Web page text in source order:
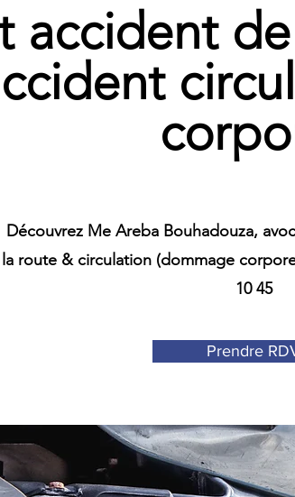
accident
Découvrez Me Areba Bouhadouza,
la route & circulation (dommage
10 45
Prendre